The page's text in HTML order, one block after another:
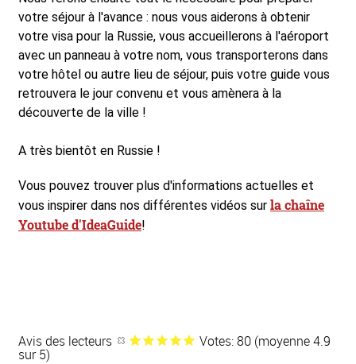
votre séjour à l'avance : nous vous aiderons à obtenir
votre visa pour la Russie, vous accueillerons à l'aéroport
avec un panneau à votre nom, vous transporterons dans
votre hôtel ou autre lieu de séjour, puis votre guide vous
retrouvera le jour convenu et vous amènera à la
découverte de la ville !
A très bientôt en Russie !
Vous pouvez trouver plus d'informations actuelles et
vous inspirer dans nos différentes vidéos sur la chaîne
Youtube d'IdeaGuide!
Avis des lecteurs Votes: 80 (moyenne 4.9
sur 5)